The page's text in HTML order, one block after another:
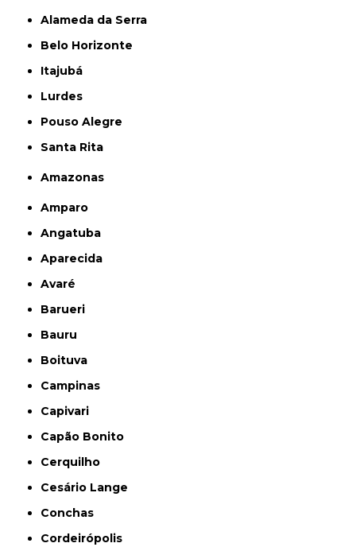
Alameda da Serra
Belo Horizonte
Itajubá
Lurdes
Pouso Alegre
Santa Rita
Amazonas
Amparo
Angatuba
Aparecida
Avaré
Barueri
Bauru
Boituva
Campinas
Capivari
Capão Bonito
Cerquilho
Cesário Lange
Conchas
Cordeirópolis